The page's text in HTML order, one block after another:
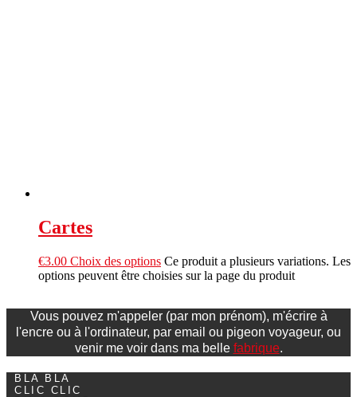
Cartes
€3.00 Choix des options Ce produit a plusieurs variations. Les
options peuvent être choisies sur la page du produit
Vous pouvez m'appeler (par mon prénom), m'écrire à
l'encre ou à l'ordinateur, par email ou pigeon voyageur, ou
venir me voir dans ma belle fabrique.
BLA BLA
CLIC CLIC